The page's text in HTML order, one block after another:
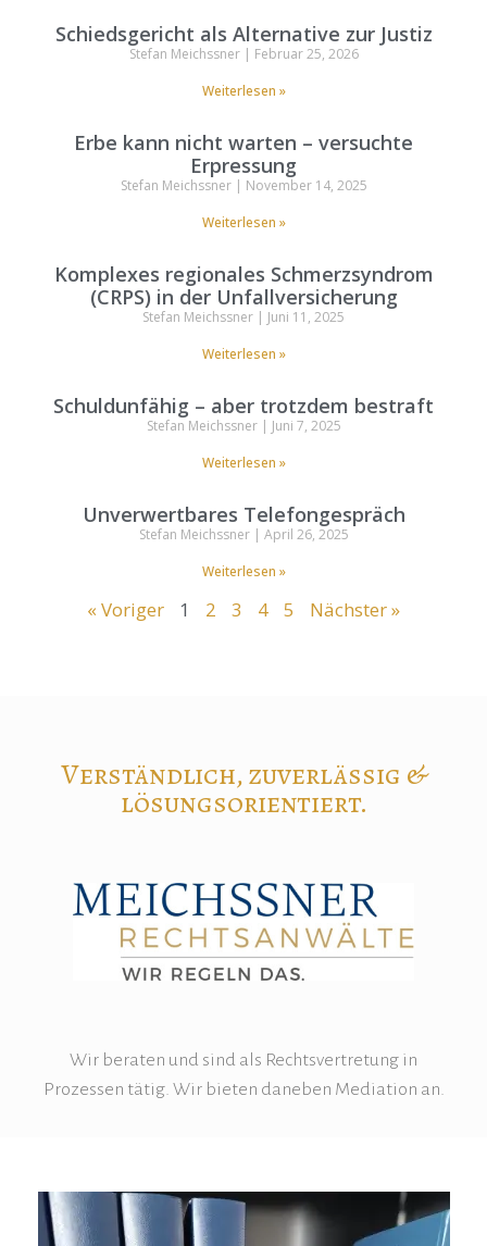
Schiedsgericht als Alternative zur Justiz
Stefan Meichssner
Februar 25, 2026
Weiterlesen »
Erbe kann nicht warten – versuchte
Erpressung
Stefan Meichssner
November 14, 2025
Weiterlesen »
Komplexes regionales Schmerzsyndrom
(CRPS) in der Unfallversicherung
Stefan Meichssner
Juni 11, 2025
Weiterlesen »
Schuldunfähig – aber trotzdem bestraft
Stefan Meichssner
Juni 7, 2025
Weiterlesen »
Unverwertbares Telefongespräch
Stefan Meichssner
April 26, 2025
Weiterlesen »
« Voriger 1 2 3 4 5 Nächster »
Verständlich, zuverlässig &
lösungsorientiert.
Wir beraten und sind als Rechtsvertretung in
Prozessen tätig. Wir bieten daneben Mediation an.